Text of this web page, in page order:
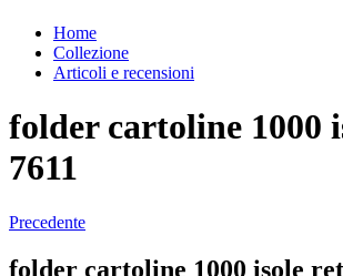
Home
Collezione
Articoli e recensioni
folder cartoline 1000
7611
Precedente
folder cartoline 1000 isole